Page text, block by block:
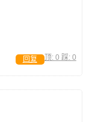
顶: 0 踩: 0
回复